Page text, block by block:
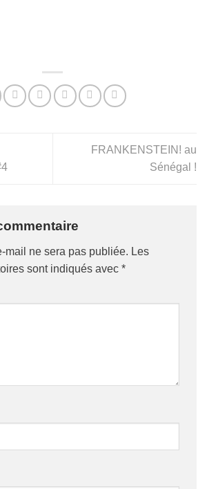
FRANKENSTEIN! au
Sénégal !
mail ne sera pas publiée. Les
sont indiqués avec *